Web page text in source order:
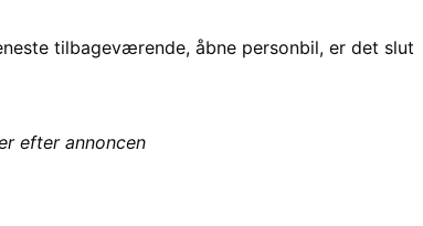
tilbageværende, åbne personbil, er det slut
efter annoncen